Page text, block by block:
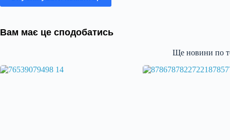
Вам має це сподобатись
Ще новини по